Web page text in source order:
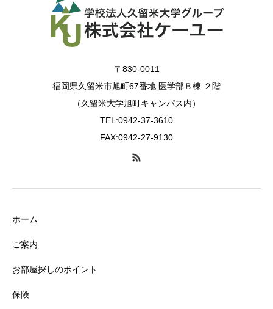
〒830-0011
福岡県久留米市旭町67番地 医学部Ｂ棟 ２階
（久留米大学旭町キャンパス内）
TEL:0942-37-3610
FAX:0942-27-9130
ホーム
ご案内
お部屋探しのポイント
保険